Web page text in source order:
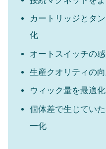
カートリッジとタ
化
オートスイッチの
生産クオリティの
ウィック量を最適
個体差で生じてい
一化